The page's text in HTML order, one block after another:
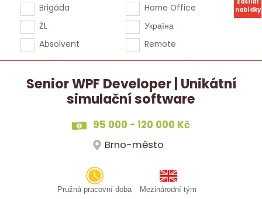
Zasílat
nabídky
Brigáda
ŽL
Absolvent
Home Office
Україна
Remote
Senior WPF Developer | Unikátní
simulační software
95 000 - 120 000 Kč
Brno-město
Pružná pracovní doba Mezinárodní tým